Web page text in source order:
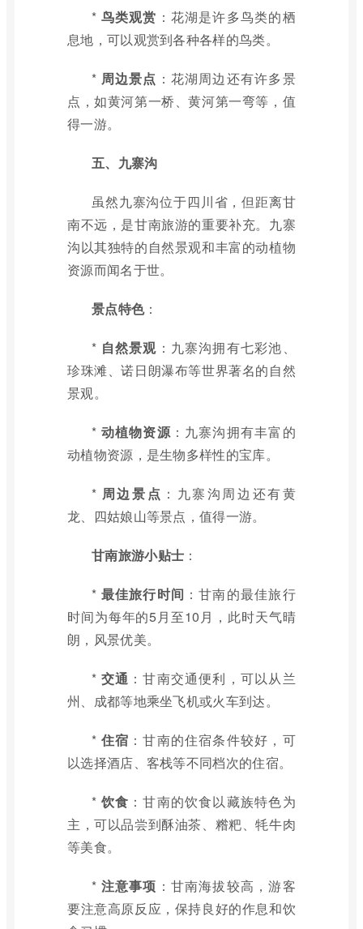
* 鸟类观赏 ：花湖是许多鸟类的栖
息地，可以观赏到各种各样的鸟类。
* 周边景点 ：花湖周边还有许多景
点，如黄河第一桥、黄河第一弯等，值
得一游。
五、九寨沟
虽然九寨沟位于四川省，但距离甘
南不远，是甘南旅游的重要补充。九寨
沟以其独特的自然景观和丰富的动植物
资源而闻名于世。
景点特色：
* 自然景观 ：九寨沟拥有七彩池、
珍珠滩、诺日朗瀑布等世界著名的自然
景观。
* 动植物资源：九寨沟拥有丰富的
动植物资源，是生物多样性的宝库。
* 周边景点 ：九寨沟周边还有黄
龙、四姑娘山等景点，值得一游。
甘南旅游小贴士 ：
* 最佳旅行时间 ：甘南的最佳旅行
时间为每年的5月至10月，此时天气晴
朗，风景优美。
* 交通 ：甘南交通便利，可以从兰
州、成都等地乘坐飞机或火车到达。
* 住宿 ：甘南的住宿条件较好，可
以选择酒店、客栈等不同档次的住宿。
* 饮食 ：甘南的饮食以藏族特色为
主，可以品尝到酥油茶、糌粑、牦牛肉
等美食。
* 注意事项 ：甘南海拔较高，游客
要注意高原反应，保持良好的作息和饮